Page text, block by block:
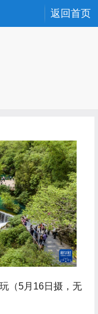
返回首页
（5月16日摄，无